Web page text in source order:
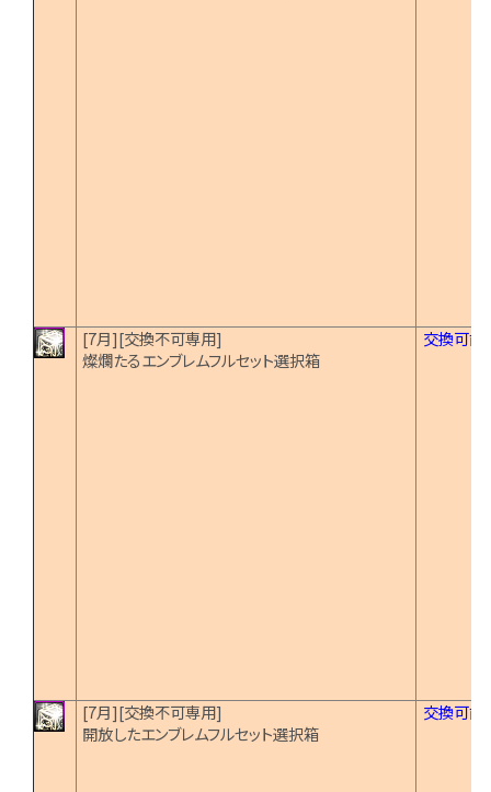
[7月][交換不可専用]
燦爛たるエンブレムフルセット選択箱
交換可能
[7月][交換不可専用]
開放したエンブレムフルセット選択箱
交換可能